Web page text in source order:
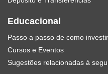
Educacional
Passo a passo de como investir
Cursos e Eventos
Sugestões relacionadas à